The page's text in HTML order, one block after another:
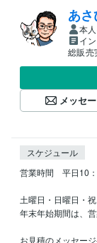
あ
本
イ
総販売
メッセ
スケジュール
営業時間　平日10
土曜日・日曜日・祝
年末年始期間は、
お見積のメッセー